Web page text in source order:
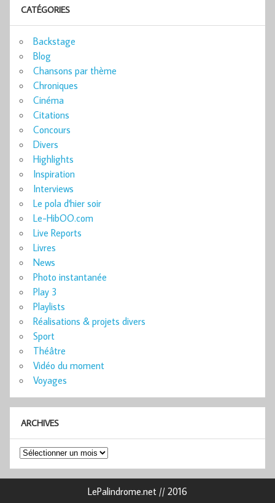
CATÉGORIES
Backstage
Blog
Chansons par thème
Chroniques
Cinéma
Citations
Concours
Divers
Highlights
Inspiration
Interviews
Le pola d'hier soir
Le-HibOO.com
Live Reports
Livres
News
Photo instantanée
Play 3
Playlists
Réalisations & projets divers
Sport
Théâtre
Vidéo du moment
Voyages
ARCHIVES
Archives
LePalindrome.net // 2016